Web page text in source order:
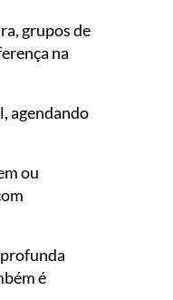
grupos de
na
agendando
ou
é